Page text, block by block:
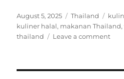
Posted
on
August 5, 2025 Categories
Thailand Tags
kuliner halal, makanan Thailand,
thailand
Leave a commenton